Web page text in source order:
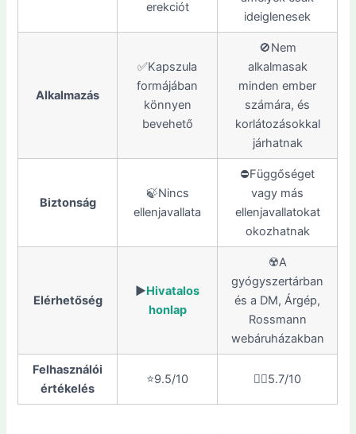
erekciót
ideiglenesek
Alkalmazás
✅Kapszula
formájában
könnyen
bevehető
🚫Nem
alkalmasak
minden ember
számára, és
korlátozásokkal
járhatnak
Biztonság
🍃Nincs
ellenjavallata
⛔️Függőséget
vagy más
ellenjavallatokat
okozhatnak
Elérhetőség
▶️Hivatalos
honlap
☢️A
gyógyszertárban
és a DM, Árgép,
Rossmann
webáruházakban
Felhasználói
értékelés
⭐️9.5/10 👎🏼5.7/10